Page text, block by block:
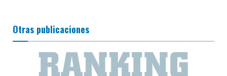
Otras publicaciones